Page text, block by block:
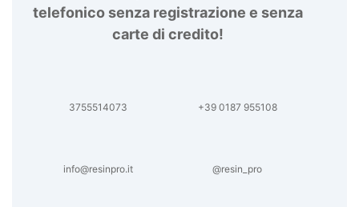
telefonico senza registrazione e senza
carte di credito!
3755514073 +39 0187 955108
info@resinpro.it @resin_pro